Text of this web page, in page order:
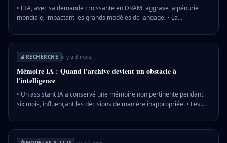
• L'IA, avec sa demande croissante en DRAM, aggrave la pénurie
mondiale, impactant les grands modèles de langage. • La
atteindre 12 % de l'énergie américaine d'ici 2028, avec une
consommation d'eau qui quadruplerait. • Les géants comme Nvidia
et AMD augmentent leurs besoins en mémoire, poussés par des
important : La pénurie de DRAM affecte non seulement les
hyperscalers IA mais aussi le marché des appareils grand public,
exacerbant l'inflation technologique.
🔬 RECHERCHE il y a 3 mois
Mémoire IA : Quand l'archive devient un obstacle à
l'intelligence
• Un assistant IA a conservé une mémoire non pertinente pendant
six mois, influençant les décisions de manière inappropriée. • Les
des données, menant à des décisions basées sur des informations
dépassées. • Un modèle de mémoire inspiré du cerveau humain